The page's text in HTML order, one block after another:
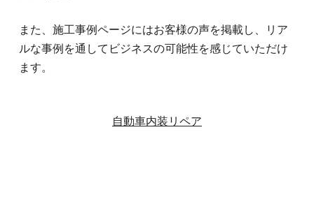
また、施工事例ページにはお客様の声を掲載し、リア
ルな事例を通してビジネスの可能性を感じていただけ
ます。
自動車内装リペア